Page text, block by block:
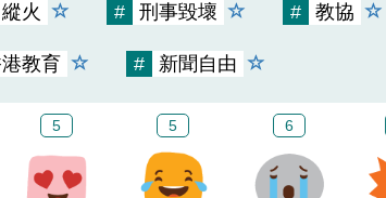
縱火 # 刑事毀壞 # 教協
教育 # 新聞自由
5 5 6